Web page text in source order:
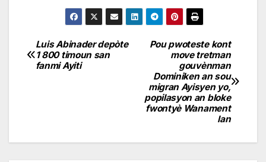
Navigation
de
Pou pwoteste kont
move tretman
gouvènman
Dominiken an sou
migran Ayisyen yo,
popilasyon an bloke
fwontyè Wanament
lan
Luis Abinader depòte
1 800 timoun san
fanmi Ayiti